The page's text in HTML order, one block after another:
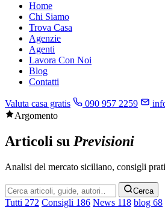
Home
Chi Siamo
Trova Casa
Agenzie
Agenti
Lavora Con Noi
Blog
Contatti
Valuta casa gratis 090 957 2259
Argomento
Articoli su Previsioni
Analisi del mercato siciliano, consigli
Cerca
nel
blog
Cerca
Tutti 272 Consigli 186 News 118 blog 68